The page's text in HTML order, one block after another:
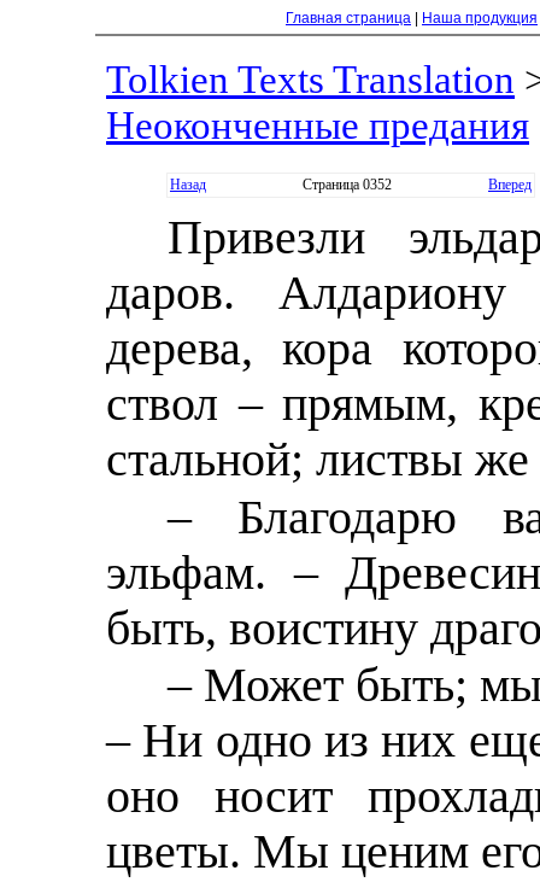
Главная страница Наша продукция
Tolkien Texts Translation
Неоконченные предания
Назад Страница 0352 Вперед
Привезли
даров.
дерева, кора
ствол – прямым,
стальной; листвы
– Благодарю
эльфам. –
быть, воистину
– Может быть; мы
– Ни одно из них
оно носит
цветы. Мы ценим его